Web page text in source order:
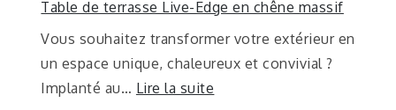
Table de terrasse Live-Edge en chêne massif
Vous souhaitez transformer votre extérieur en
un espace unique, chaleureux et convivial ?
Implanté au… Lire la suite